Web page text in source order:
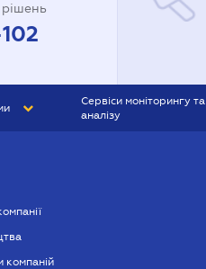
рішень
Сервіси моніторингу та
аналізу
компаній